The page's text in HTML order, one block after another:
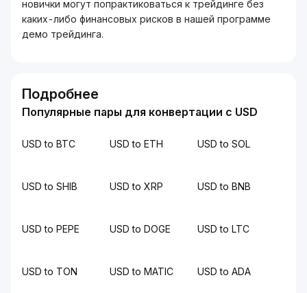
новички могут попрактиковаться к трейдинге без
каких-либо финансовых рисков в нашей программе
демо трейдинга.
Подробнее
Популярные пары для конвертации с USD
USD to BTC USD to ETH USD to SOL
USD to SHIB USD to XRP USD to BNB
USD to PEPE USD to DOGE USD to LTC
USD to TON USD to MATIC USD to ADA